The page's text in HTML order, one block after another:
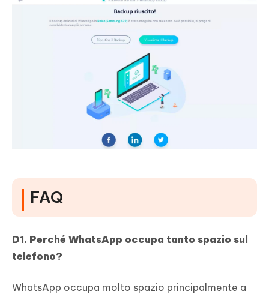
FAQ
D1. Perché WhatsApp occupa tanto spazio sul
telefono?
WhatsApp occupa molto spazio principalmente a